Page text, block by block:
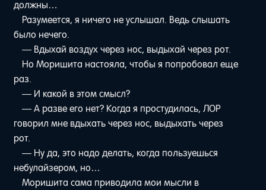
должны…
Разумеется, я ничего не услышал. Ведь слышать
было нечего.
— Вдыхай воздух через нос, выдыхай через рот.
Но Моришита настояла, чтобы я попробовал еще
раз.
— И какой в этом смысл?
— А разве его нет? Когда я простудилась, ЛОР
говорил мне вдыхать через нос, выдыхать через
рот.
— Ну да, это надо делать, когда пользуешься
небулайзером, но…
Моришита сама приводила мои мысли в